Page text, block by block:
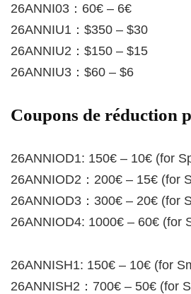
26ANNI03：60€ – 6€
26ANNIU1：$350 – $30
26ANNIU2：$150 – $15
26ANNIU3：$60 – $6
Coupons de réduction
26ANNIOD1: 150€ – 10€ (for
26ANNIOD2：200€ – 15€ (for
26ANNIOD3：300€ – 20€ (for
26ANNIOD4: 1000€ – 60€ (for
26ANNISH1: 150€ – 10€ (for
26ANNISH2：700€ – 50€ (for